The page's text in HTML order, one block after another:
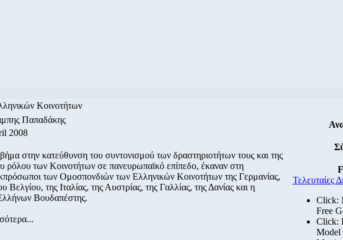
Κοινοτήτων
Παπαδάκης
2008
στην κατεύθυνση του συντονισμού των δραστηριοτήτων τους και της
ρόλου των Κοινοτήτων σε πανευρωπαϊκό επίπεδο, έκαναν στη
των Ομοσπονδιών των Ελληνικών Κοινοτήτων της Γερμανίας,
Βελγίου, της Ιταλίας, της Αυστρίας, της Γαλλίας, της Δανίας και η
Βουδαπέστης.
Τελευταίες
Click:
Free
Click:
Model